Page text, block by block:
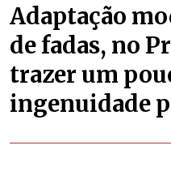
Adaptação
de fadas, no
trazer um
ingenuidade